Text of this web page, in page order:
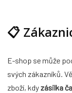
📋
E-shop se může
svých zákazníků.
zboží, kdy zásilka